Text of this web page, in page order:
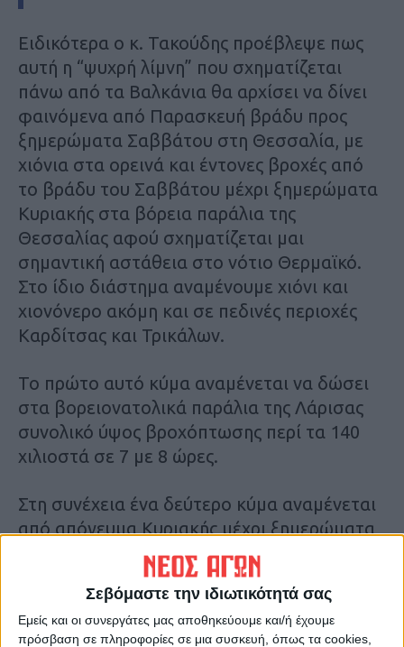
Σεβόμαστε την ιδιωτικότητά σας
Εμείς και οι συνεργάτες μας αποθηκεύουμε και/ή έχουμε
πρόσβαση σε πληροφορίες σε μια συσκευή, όπως τα cookies,
Ειδικότερα ο κ. Τακούδης προέβλεψε πως
αυτή η “ψυχρή λίμνη” που σχηματίζεται
πάνω από τα Βαλκάνια θα αρχίσει να δίνει
φαινόμενα από Παρασκευή βράδυ προς
ξημερώματα Σαββάτου στη Θεσσαλία, με
χιόνια στα ορεινά και έντονες βροχές από
το βράδυ του Σαββάτου μέχρι ξημερώματα
Κυριακής στα βόρεια παράλια της
Θεσσαλίας αφού σχηματίζεται μαι
σημαντική αστάθεια στο νότιο Θερμαϊκό.
Στο ίδιο διάστημα αναμένουμε χιόνι και
χιονόνερο ακόμη και σε πεδινές περιοχές
Καρδίτσας και Τρικάλων.
Το πρώτο αυτό κύμα αναμένεται να δώσει
στα βορειονατολικά παράλια της Λάρισας
συνολικό ύψος βροχόπτωσης περί τα 140
χιλιοστά σε 7 με 8 ώρες.
Στη συνέχεια ένα δεύτερο κύμα αναμένεται
από απόγευμα Κυριακής μέχρι ξημερώματα
Δευτέρας που θα δώσει άλλα 150 χιλιοστά
κυρίως στα νότια παράλια της Λάρισας και
στην ακτογραμμή του Πηλίου προς το
Αιγαίο.